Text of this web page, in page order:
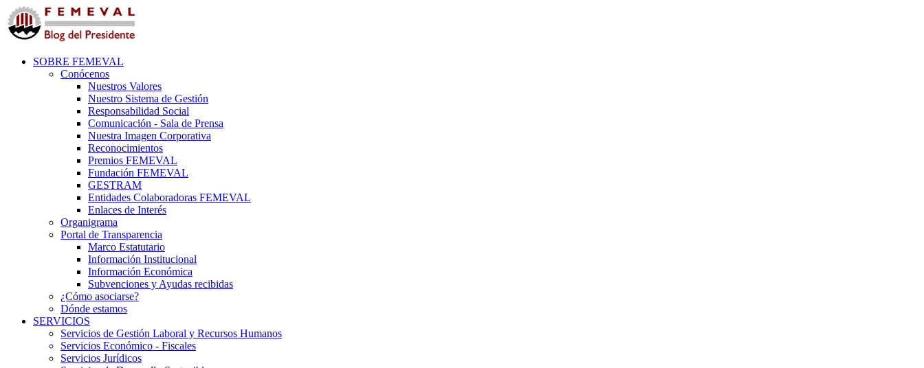
SOBRE FEMEVAL
Conócenos
Nuestros Valores
Nuestro Sistema de Gestión
Responsabilidad Social
Comunicación - Sala de Prensa
Nuestra Imagen Corporativa
Reconocimientos
Premios FEMEVAL
Fundación FEMEVAL
GESTRAM
Entidades Colaboradoras FEMEVAL
Enlaces de Interés
Organigrama
Portal de Transparencia
Marco Estatutario
Información Institucional
Información Económica
Subvenciones y Ayudas recibidas
¿Cómo asociarse?
Dónde estamos
SERVICIOS
Servicios de Gestión Laboral y Recursos Humanos
Servicios Económico - Fiscales
Servicios Jurídicos